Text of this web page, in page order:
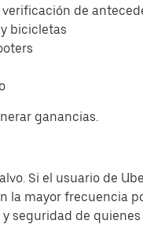
de
bicicletas
ganancias.
Si el usuario de
mayor frecuencia
seguridad de